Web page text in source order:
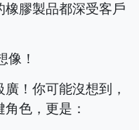
橡膠製品都深受客戶
像！
！你可能沒想到，
色，更是：